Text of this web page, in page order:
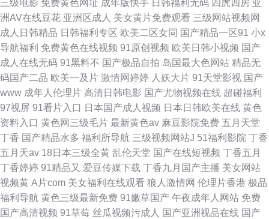
三级电影 免费黄色网址 成年版快手 日韩福利无码 四虎四房 亚
洲AV在线豆花 亚洲区成人 美女黄片免费观看 三级网站视频网
成人日韩精品 日韩福利专区 欧美二区女同 国产精品一区91 小x
导航福利 免费黄色在线视频 91原创视频 欧美日韩小视频 国产
成人在线无码 91黑料不 国产极品自拍 岛国最大色网站 精品无
码国产二品 欧美一及片 激情网婷婷 人妖大片 91天堂影视 国产
www 成年人伦理片 高清日韩电影 国产尤物视频在线 超碰福利
97视屏 91看片入口 日本国产成人视频 日本日韩欧美在线 黄色
资料入口 黄色网三级毛片 最新黄色av 麻豆影院免费 五月天堂
丁香 国产精品水多 福利所导航 三级视频网站J 51福利影院 丁香
五月天av 18日本三级全黄 乱伦天堂 国产在线短视频 丁香五月
丁香婷婷 91精品又 爱豆传媒下载 丁香九月国产主播 美女网站
视频黄 A片com 美女福利在线观看 狼人激情网 伦理片香港 极品
福利导航 黄色三级最新免费 91嫩草国产 午夜成年人网站 免费
国产高清视频 91草莓 丝瓜视频污成人 国产亚洲视品在线 国产